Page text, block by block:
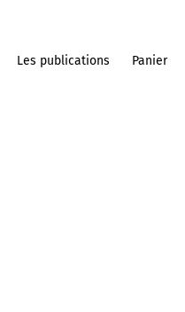
Les publications Panier